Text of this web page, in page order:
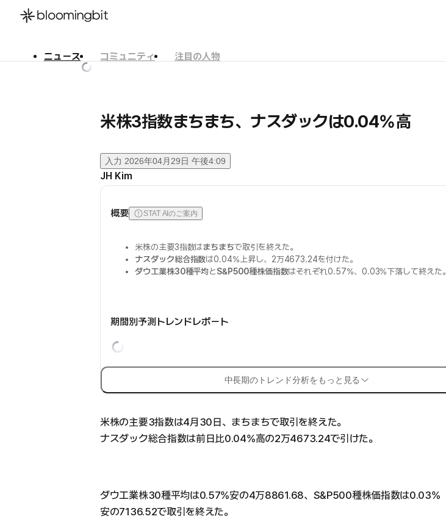
ニュース コミュニティ
注目の人物
米株3指数まちまち、ナスダックは0.04%高
入力 2026年04月29日 午後4:09
JH Kim
概要 STAT AIのご案内
米株の主要3指数はまちまちで取引を終えた。
ナスダック総合指数は0.04%上昇し、2万4673.24を付けた。
ダウ工業株30種平均とS&P500種株価指数はそれぞれ0.57%、0.03%下落して終えた。
期間別予測トレンドレポート
中長期のトレンド分析をもっと見る
米株の主要3指数は4月30日、まちまちで取引を終えた。
ナスダック総合指数は前日比0.04%高の2万4673.24で引けた。
ダウ工業株30種平均は0.57%安の4万8861.68、S&P500種株価指数は0.03%
安の7136.52で取引を終えた。